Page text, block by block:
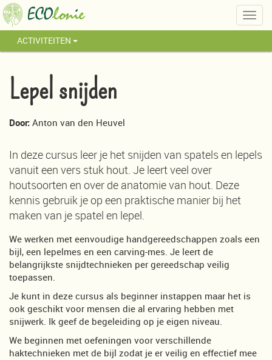
ACTIVITEITEN
Lepel snijden
Door: Anton van den Heuvel
In deze cursus leer je het snijden van spatels en lepels
vanuit een vers stuk hout. Je leert veel over
houtsoorten en over de anatomie van hout. Deze
kennis gebruik je op een praktische manier bij het
maken van je spatel en lepel.
We werken met eenvoudige handgereedschappen zoals een
bijl, een lepelmes en een carving-mes. Je leert de
belangrijkste snijdtechnieken per gereedschap veilig
toepassen.
Je kunt in deze cursus als beginner instappen maar het is
ook geschikt voor mensen die al ervaring hebben met
snijwerk. Ik geef de begeleiding op je eigen niveau.
We beginnen met oefeningen voor verschillende
haktechnieken met de bijl zodat je er veilig en effectief mee